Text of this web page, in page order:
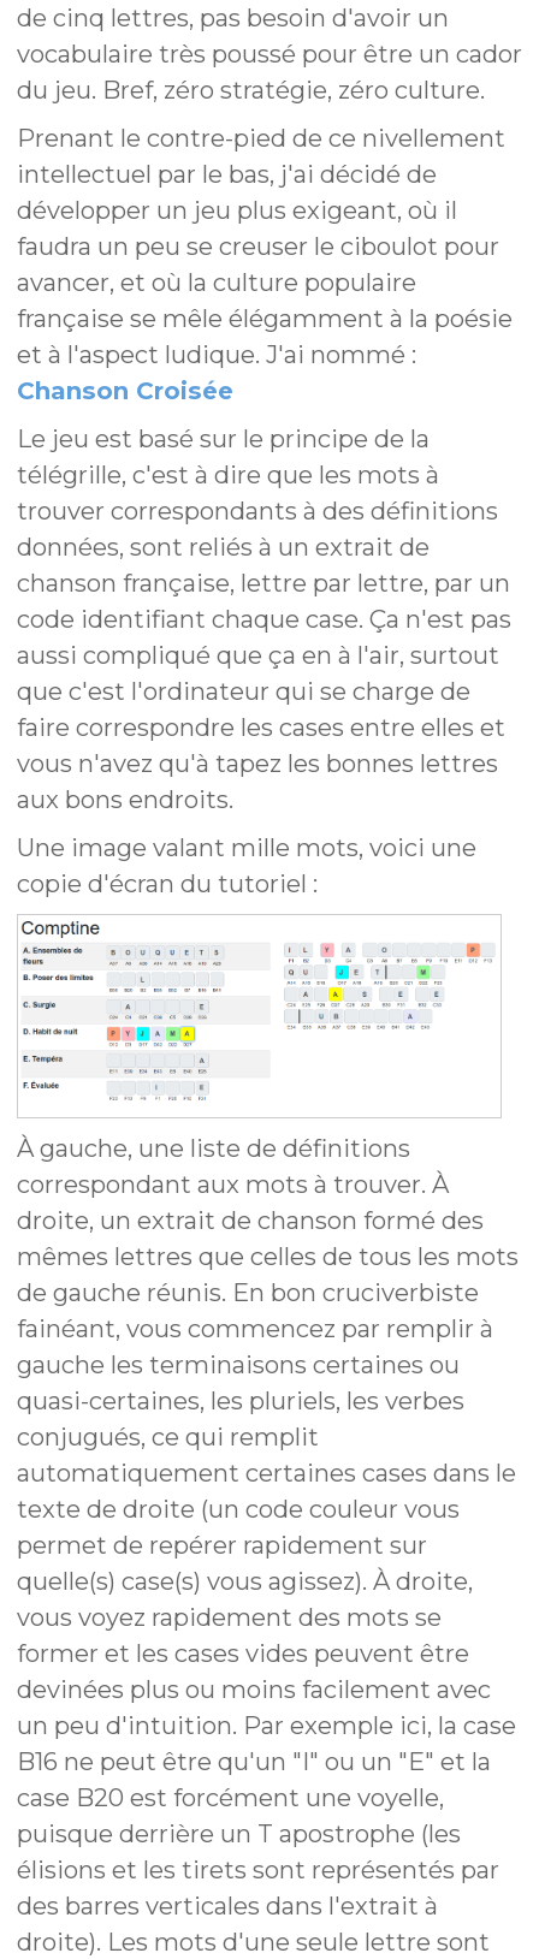
de cinq lettres, pas besoin d'avoir un
vocabulaire très poussé pour être un cador
du jeu. Bref, zéro stratégie, zéro culture.
Prenant le contre-pied de ce nivellement
intellectuel par le bas, j'ai décidé de
développer un jeu plus exigeant, où il
faudra un peu se creuser le ciboulot pour
avancer, et où la culture populaire
française se mêle élégamment à la poésie
et à l'aspect ludique. J'ai nommé :
Chanson Croisée
Le jeu est basé sur le principe de la
télégrille, c'est à dire que les mots à
trouver correspondants à des définitions
données, sont reliés à un extrait de
chanson française, lettre par lettre, par un
code identifiant chaque case. Ça n'est pas
aussi compliqué que ça en à l'air, surtout
que c'est l'ordinateur qui se charge de
faire correspondre les cases entre elles et
vous n'avez qu'à tapez les bonnes lettres
aux bons endroits.
Une image valant mille mots, voici une
copie d'écran du tutoriel :
À gauche, une liste de définitions
correspondant aux mots à trouver. À
droite, un extrait de chanson formé des
mêmes lettres que celles de tous les mots
de gauche réunis. En bon cruciverbiste
fainéant, vous commencez par remplir à
gauche les terminaisons certaines ou
quasi-certaines, les pluriels, les verbes
conjugués, ce qui remplit
automatiquement certaines cases dans le
texte de droite (un code couleur vous
permet de repérer rapidement sur
quelle(s) case(s) vous agissez). À droite,
vous voyez rapidement des mots se
former et les cases vides peuvent être
devinées plus ou moins facilement avec
un peu d'intuition. Par exemple ici, la case
B16 ne peut être qu'un "I" ou un "E" et la
case B20 est forcément une voyelle,
puisque derrière un T apostrophe (les
élisions et les tirets sont représentés par
des barres verticales dans l'extrait à
droite). Les mots d'une seule lettre sont